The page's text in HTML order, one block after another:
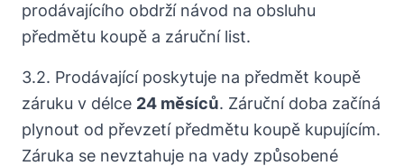
prodávajícího obdrží návod na obsluhu
předmětu koupě a záruční list.
3.2. Prodávající poskytuje na předmět koupě
záruku v délce 24 měsíců. Záruční doba začíná
plynout od převzetí předmětu koupě kupujícím.
Záruka se nevztahuje na vady způsobené